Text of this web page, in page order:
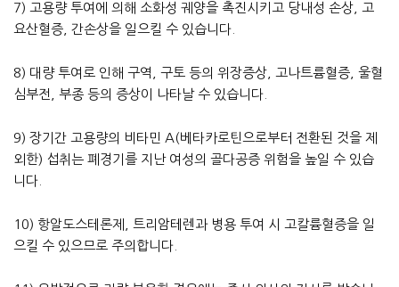
7) 고용량 투여에 의해 소화성 궤양을 촉진시키고 당내성 손상, 고
요산혈증, 간손상을 일으킬 수 있습니다.
8) 대량 투여로 인해 구역, 구토 등의 위장증상, 고나트륨혈증, 울혈
심부전, 부종 등의 증상이 나타날 수 있습니다.
9) 장기간 고용량의 비타민 A(베타카로틴으로부터 전환된 것을 제
외한) 섭취는 폐경기를 지난 여성의 골다공증 위험을 높일 수 있습
니다.
10) 항알도스테론제, 트리암테렌과 병용 투여 시 고칼륨혈증을 일
으킬 수 있으므로 주의합니다.